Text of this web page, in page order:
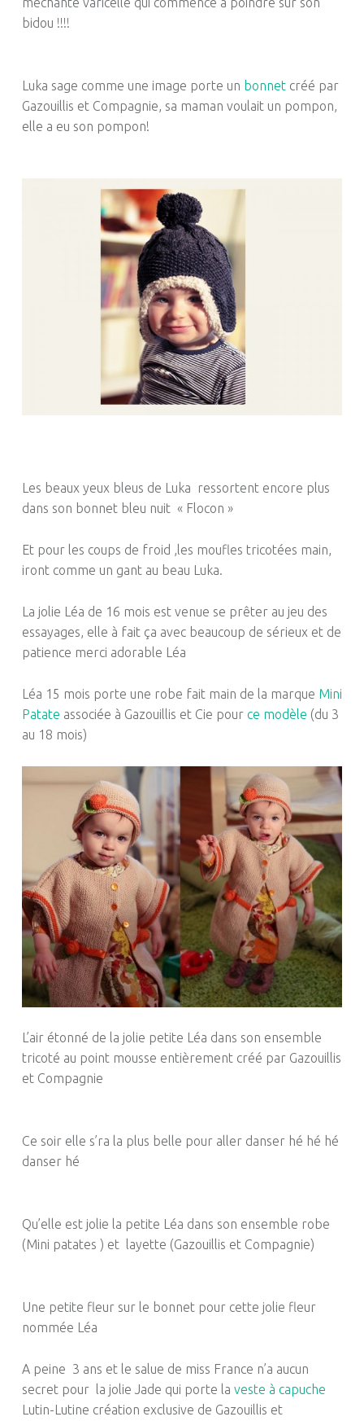
bidou !!!!
Luka sage comme une image porte un bonnetcréé par
Gazouillis et Compagnie, sa maman voulait un pompon,
elle a eu son pompon!
Les beaux yeux bleus de Luka ressortent encore plus
dans son bonnet bleu nuit « Flocon »
Et pour les coups de froid ,les moufles tricotées main,
iront comme un gant au beau Luka.
La jolie Léa de 16 mois est venue se prêter au jeu des
essayages, elle à fait ça avec beaucoup de sérieux et de
patience merci adorable Léa
Léa 15 mois porte une robe fait main de la marque Mini
Patate associée à Gazouillis et Cie pour ce modèle (du 3
au 18 mois)
L’air étonné de la jolie petite Léa dans son ensemble
tricoté au point mousse entièrement créé par Gazouillis
et Compagnie
Ce soir elle s’ra la plus belle pour aller danser hé hé hé
danser hé
Qu’elle est jolie la petite Léa dans son ensemble robe
(Mini patates ) et layette (Gazouillis et Compagnie)
Une petite fleur sur le bonnet pour cette jolie fleur
nommée Léa
A peine 3 ans et le salue de miss France n’a aucun
secret pour la jolie Jade qui porte la veste à capuche
Lutin-Lutine création exclusive de Gazouillis et